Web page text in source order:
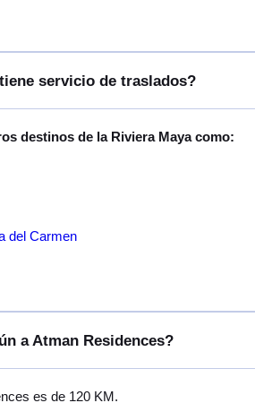
servicio de traslados?
destinos de la Riviera Maya como:
del Carmen
a Atman Residences?
es de 120 KM.